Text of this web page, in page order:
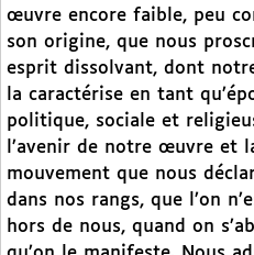
œuvre encore faible, peu
son origine, que nous
esprit dissolvant, dont
la caractérise en tant
politique, sociale et
l’avenir de notre œuvre et
mouvement que nous
dans nos rangs, que l’on
hors de nous, quand on